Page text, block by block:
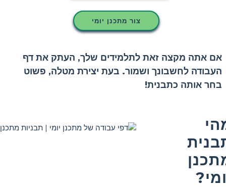
צור מתכנן יומי
אם אתה מקצה זאת לתלמידים שלך, העתק את דף
העבודה לחשבונך ושמור. בעת יצירת מטלה, פשוט
בחר אותה כתבנית!